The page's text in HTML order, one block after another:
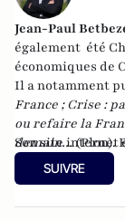
Jean-Paul
également été
économiques de
Il a notamment
France ; Crise :
ou refaire la
demain...(Plon).
éditions Economica
chez le même
Son site internet
SUIVRE